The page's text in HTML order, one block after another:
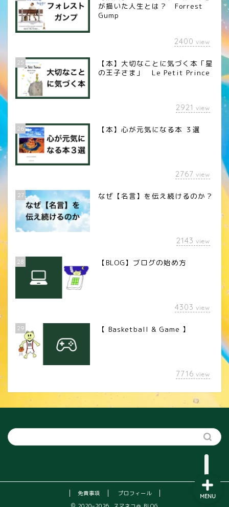
が描いた人生とは？ Forrest
Gump
2400 view
25
【本】大切なことに気づく本「星
の王子さま」 Le Petit Prince
2921 view
26 【本】心が元気になる本 ３選
2767 view
27 なぜ【名言】を伝え続けるのか？
2143 view
28 【BLOG】ブログの始め方
4303 view
29 【 Basketball & Game 】
7716 view
免責事項
プロフィール
MENU
カメラレンズ
YouTube